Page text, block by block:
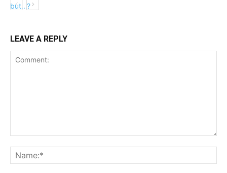
LEAVE A REPLY